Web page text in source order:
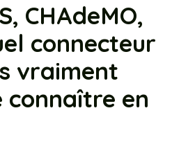
CHAdeMO,
connecteur
vraiment
connaître en